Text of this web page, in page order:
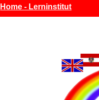
Home - Lerninstitut